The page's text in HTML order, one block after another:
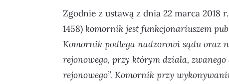
Zgodnie z ustawą z dnia 22 marca 2018
1458) komornik jest funkcjonariuszem
Komornik podlega nadzorowi sądu oraz
rejonowego, przy którym działa, zwanego
rejonowego”. Komornik przy